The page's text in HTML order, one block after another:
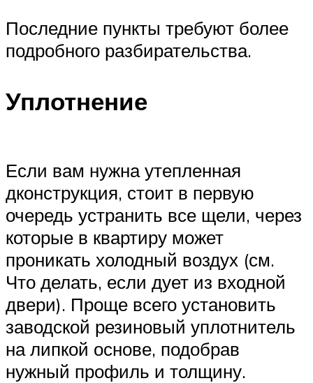
Последние пункты требуют более
подробного разбирательства.
Уплотнение
Если вам нужна утепленная
дконструкция, стоит в первую
очередь устранить все щели, через
которые в квартиру может
проникать холодный воздух (см.
Что делать, если дует из входной
двери). Проще всего установить
заводской резиновый уплотнитель
на липкой основе, подобрав
нужный профиль и толщину.